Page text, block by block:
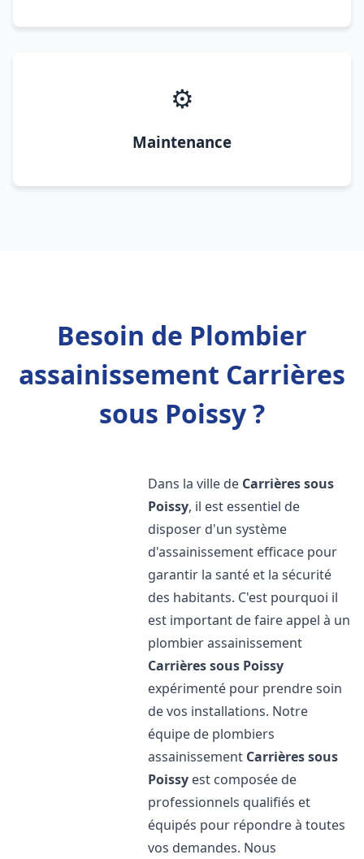
⚙️
Maintenance
Besoin de Plombier
assainissement Carrières
sous Poissy ?
Dans la ville de Carrières sous
Poissy, il est essentiel de
disposer d'un système
d'assainissement efficace pour
garantir la santé et la sécurité
des habitants. C'est pourquoi il
est important de faire appel à un
plombier assainissement
Carrières sous Poissy
expérimenté pour prendre soin
de vos installations. Notre
équipe de plombiers
assainissement Carrières sous
Poissy est composée de
professionnels qualifiés et
équipés pour répondre à toutes
vos demandes. Nous